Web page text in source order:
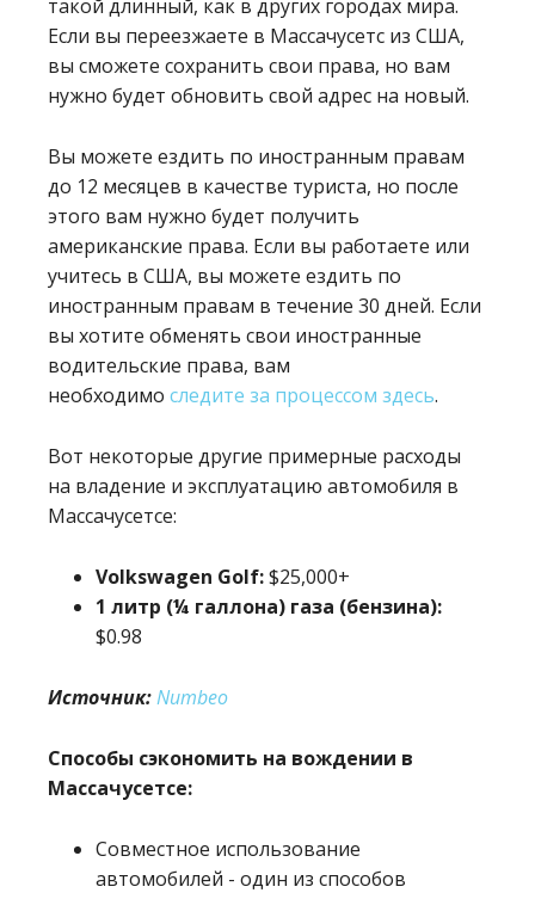
такой длинный, как в других городах мира.
Если вы переезжаете в Массачусетс из США,
вы сможете сохранить свои права, но вам
нужно будет обновить свой адрес на новый.
Вы можете ездить по иностранным правам
до 12 месяцев в качестве туриста, но после
этого вам нужно будет получить
американские права. Если вы работаете или
учитесь в США, вы можете ездить по
иностранным правам в течение 30 дней. Если
вы хотите обменять свои иностранные
водительские права, вам
необходимо следите за процессом здесь.
Вот некоторые другие примерные расходы
на владение и эксплуатацию автомобиля в
Массачусетсе:
Volkswagen Golf:$25,000+
1 литр (¼ галлона) газа (бензина):
$0.98
Источник:Numbeo
Способы сэкономить на вождении в
Массачусетсе:
Совместное использование
автомобилей - один из способов